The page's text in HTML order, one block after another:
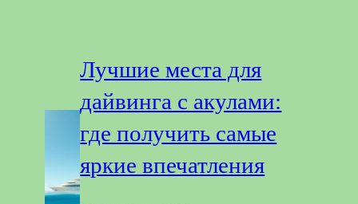
Лучшие места для
дайвинга с акулами:
где получить самые
яркие впечатления